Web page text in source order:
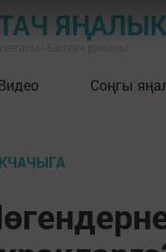
Соңгы